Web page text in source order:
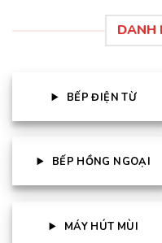
DANH
BẾP ĐIỆN TỪ
BẾP HỒNG NGOẠI
MÁY HÚT MÙI